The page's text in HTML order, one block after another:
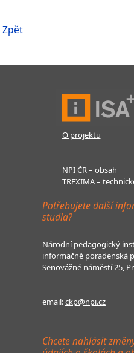
Zpět
O projektu
NPI ČR – obsah
TREXIMA –
Potřebujete další
studia?
Národní pedagogický
informačně poradenská
Senovážné náměstí 25,
email:ckp@npi.cz
Chcete nahlásit